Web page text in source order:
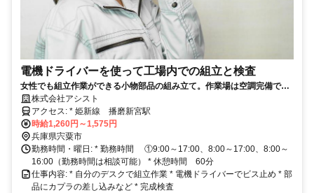
電機ドライバーを使って工場内での組立と検査
女性でも組立作業ができる小物部品の組み立て。作業場は空調完備で快
適にお仕事ができます。
株式会社アシスト
アクセス: * 姫新線 播磨新宮駅
時給1,260円～1,575円
兵庫県宍粟市
勤務時間・曜日: * 勤務時間 ①9:00～17:00、8:00～17:00、8:00～
16:00（勤務時間は相談可能） * 休憩時間 60分
仕事内容: * 自分のデスクで組立作業 * 電機ドライバーでビス止め * 部
品にカプラの差し込みなど * 完成検査